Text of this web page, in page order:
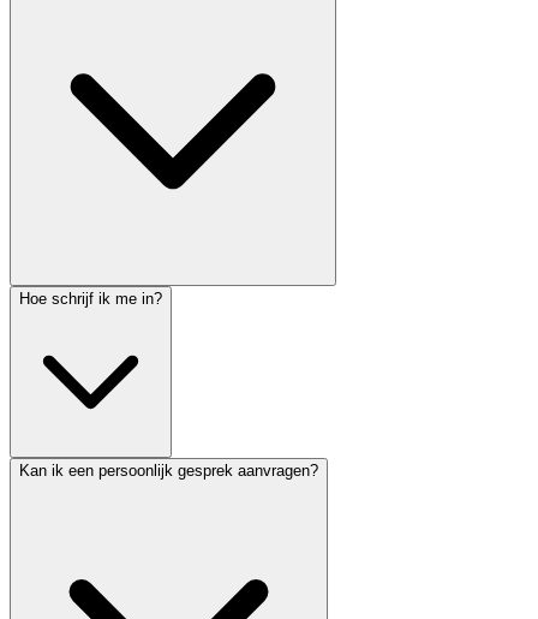
Hoe schrijf ik me in?
Kan ik een persoonlijk gesprek aanvragen?